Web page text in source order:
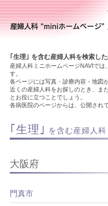
｢生理｣ を含む産婦人科を検索し
産婦人科ミニホームページNAVIでは
す。
各ページには写真・診療内容・地図
近くの産婦人科をお探しのとき、ま
とお役に立つことでしょう。
各病医院のページからは、公開され
｢生理｣ を含む産婦人科
大阪府
門真市